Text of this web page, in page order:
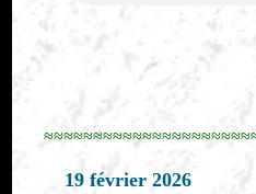
19 février 2026